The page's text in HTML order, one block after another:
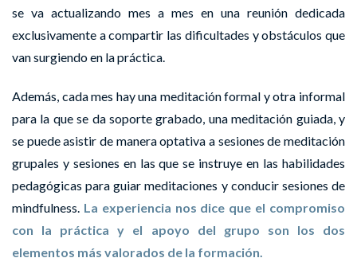
se va actualizando mes a mes en una reunión dedicada
exclusivamente a compartir las dificultades y obstáculos que
van surgiendo en la práctica.
Además, cada mes hay una meditación formal y otra informal
para la que se da soporte grabado, una meditación guiada, y
se puede asistir de manera optativa a sesiones de meditación
grupales y sesiones en las que se instruye en las habilidades
pedagógicas para guiar meditaciones y conducir sesiones de
mindfulness. La experiencia nos dice que el compromiso
con la práctica y el apoyo del grupo son los dos
elementos más valorados de la formación.